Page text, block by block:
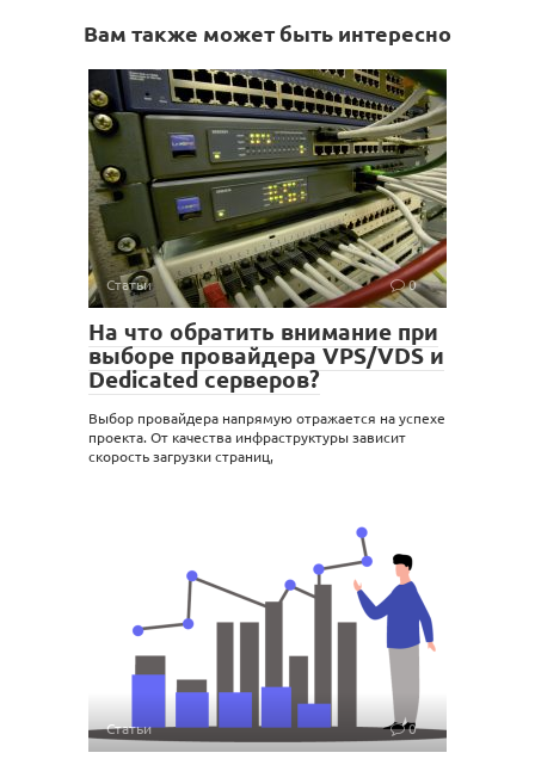
Вам также может быть интересно
Статьи 0
На что обратить внимание при
выборе провайдера VPS/VDS и
Dedicated серверов?
Выбор провайдера напрямую отражается на успехе
проекта. От качества инфраструктуры зависит
скорость загрузки страниц,
Статьи 0